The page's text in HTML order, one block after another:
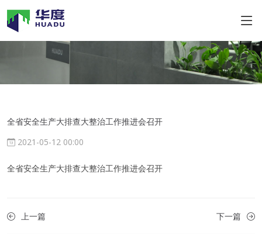
全省安全生产大排查大整治工作推进会召开
2021-05-12 00:00
全省安全生产大排查大整治工作推进会召开
上一篇 下一篇